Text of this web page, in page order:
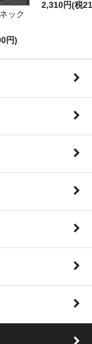
ック
円)
2,310円(税